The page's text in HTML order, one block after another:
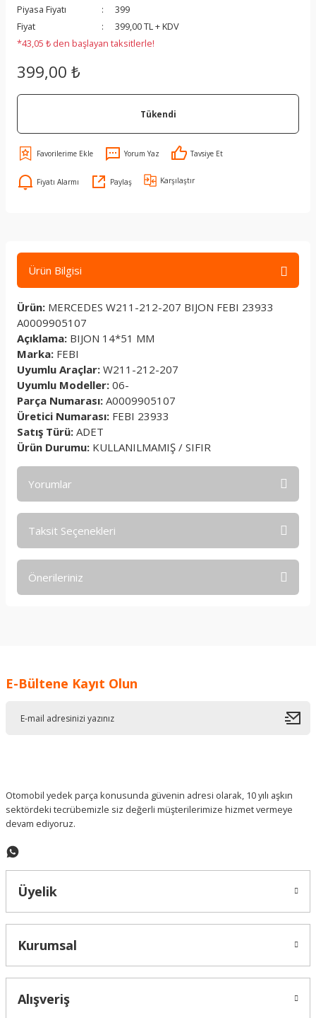
Piyasa Fiyatı
399
Fiyat
399,00 TL + KDV
*43,05 ₺ den başlayan taksitlerle!
399,00 ₺
Tükendi
Yorum Yaz Tavsiye Et
Fiyatı Alarmı Paylaş Karşılaştır
Ürün Bilgisi
Ürün: MERCEDES W211-212-207 BIJON FEBI 23933
A0009905107
Açıklama: BIJON 14*51 MM
Marka: FEBI
Uyumlu Araçlar: W211-212-207
Uyumlu Modeller: 06-
Parça Numarası: A0009905107
Üretici Numarası: FEBI 23933
Satış Türü: ADET
Ürün Durumu: KULLANILMAMIŞ / SIFIR
Yorumlar
Taksit Seçenekleri
Önerileriniz
Ürün resmi kalitesiz, bozuk veya görüntülenemiyor.
E-Bültene Kayıt Olun
Otomobil yedek parça konusunda güvenin adresi olarak, 10 yılı aşkın
sektördeki tecrübemizle siz değerli müşterilerimize hizmet vermeye
devam ediyoruz.
Üyelik
Kurumsal
Alışveriş